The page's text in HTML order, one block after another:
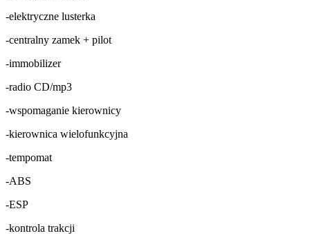
-elektryczne lusterka
-centralny zamek + pilot
-immobilizer
-radio CD/mp3
-wspomaganie kierownicy
-kierownica wielofunkcyjna
-tempomat
-ABS
-ESP
-kontrola trakcji